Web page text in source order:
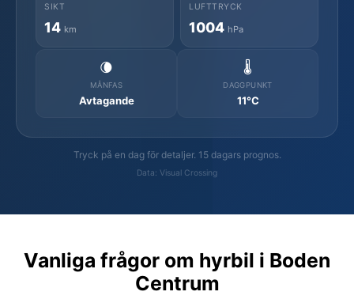
SIKT
14 km
LUFTTRYCK
1004 hPa
🌘
MÅNFAS
Avtagande
🌡️
DAGGPUNKT
11°C
Tryck på en dag för detaljer. 15 dagars prognos.
Data: Visual Crossing
Vanliga frågor om hyrbil i Boden
Centrum